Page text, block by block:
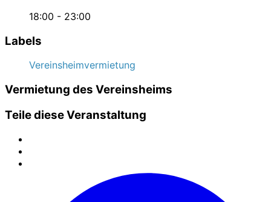
18:00 - 23:00
Labels
Vereinsheimvermietung
Vermietung des Vereinsheims
Teile diese Veranstaltung